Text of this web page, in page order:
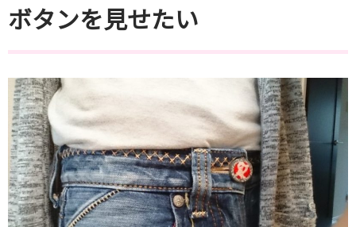
ボタンを見せたい